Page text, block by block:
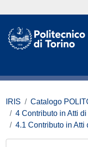
IRIS
Catalogo
4 Contributo in Atti
4.1 Contributo in Atti